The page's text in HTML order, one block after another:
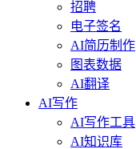
招聘
电子签名
AI简历制作
图表数据
AI翻译
AI写作
AI写作工具
AI知识库